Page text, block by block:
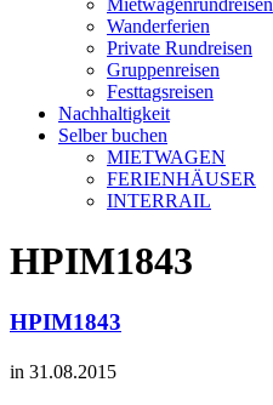
Mietwagenrundreisen
Wanderferien
Private Rundreisen
Gruppenreisen
Festtagsreisen
Nachhaltigkeit
Selber buchen
MIETWAGEN
FERIENHÄUSER
INTERRAIL
HPIM1843
HPIM1843
in 31.08.2015